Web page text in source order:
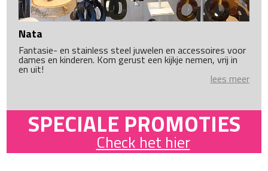
Nata
Fantasie- en stainless steel juwelen en accessoires voor
dames en kinderen. Kom gerust een kijkje nemen, vrij in
en uit!
lees meer
SPECIALE PROMOTIES
Check het hier